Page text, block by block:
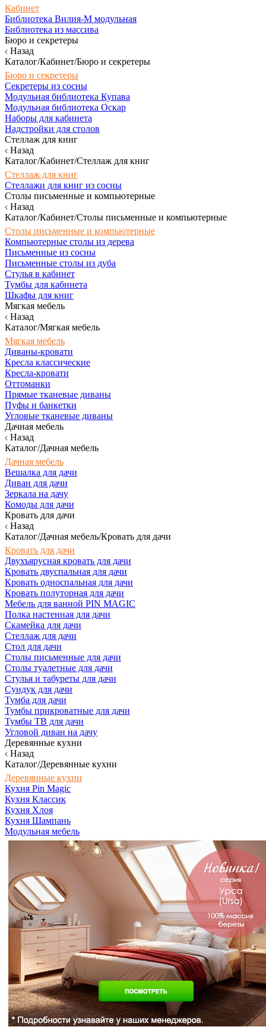
Кабинет
Библиотека Вилия-М модульная
Библиотека из массива
Бюро и секретеры
Назад
Каталог/Кабинет/Бюро и секретеры
Бюро и секретеры
Секретеры из сосны
Модульная библиотека Купава
Модульная библиотека Оскар
Наборы для кабинета
Надстройки для столов
Стеллаж для книг
Назад
Каталог/Кабинет/Стеллаж для книг
Стеллаж для книг
Стеллажи для книг из сосны
Столы письменные и компьютерные
Назад
Каталог/Кабинет/Столы письменные и компьютерные
Столы письменные и компьютерные
Компьютерные столы из дерева
Письменные из сосны
Письменные столы из дуба
Стулья в кабинет
Тумбы для кабинета
Шкафы для книг
Мягкая мебель
Назад
Каталог/Мягкая мебель
Мягкая мебель
Диваны-кровати
Кресла классические
Кресла-кровати
Оттоманки
Прямые тканевые диваны
Пуфы и банкетки
Угловые тканевые диваны
Дачная мебель
Назад
Каталог/Дачная мебель
Дачная мебель
Вешалка для дачи
Диван для дачи
Зеркала на дачу
Комоды для дачи
Кровать для дачи
Назад
Каталог/Дачная мебель/Кровать для дачи
Кровать для дачи
Двухъярусная кровать для дачи
Кровать двуспальная для дачи
Кровать односпальная для дачи
Кровать полуторная для дачи
Мебель для ванной PIN MAGIC
Полка настенная для дачи
Скамейка для дачи
Стеллаж для дачи
Стол для дачи
Столы письменные для дачи
Столы туалетные для дачи
Стулья и табуреты для дачи
Сундук для дачи
Тумба для дачи
Тумбы прикроватные для дачи
Тумбы ТВ для дачи
Угловой диван на дачу
Деревянные кухни
Назад
Каталог/Деревянные кухни
Деревянные кухни
Кухня Pin Magic
Кухня Классик
Кухня Хлоя
Кухня Шампань
Модульная мебель